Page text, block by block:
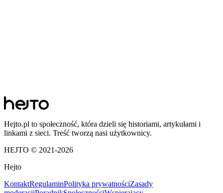
Hejto.pl to społeczność, która dzieli się historiami, artykułami i
linkami z sieci. Treść tworzą nasi użytkownicy.
HEJTO © 2021-2026
Hejto
KontaktRegulaminPolityka prywatnościZasady